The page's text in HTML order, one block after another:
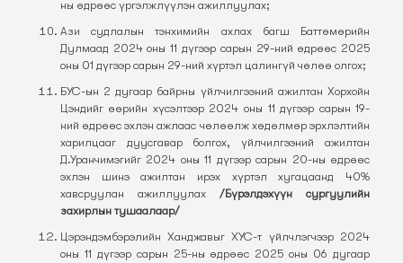
ны өдрөөс үргэлжлүүлэн ажиллуулах;
Ази судлалын тэнхимийн ахлах багш Баттөмөрийн
Дулмаад 2024 оны 11 дүгээр сарын 29-ний өдрөөс 2025
оны 01 дүгээр сарын 29-ний хүртэл цалингүй чөлөө олгох;
БУС-ын 2 дугаар байрны үйлчилгээний ажилтан Хорхойн
Цэндийг өөрийн хүсэлтээр 2024 оны 11 дүгээр сарын 19-
ний өдрөөс эхлэн ажлаас чөлөөлж хөдөлмөр эрхлэлтийн
харилцааг дуусгавар болгох, үйлчилгээний ажилтан
Д.Уранчимэгийг 2024 оны 11 дүгээр сарын 20-ны өдрөөс
эхлэн шинэ ажилтан ирэх хүртэл хугацаанд 40%
хавсруулан ажиллуулах/Бүрэлдэхүүн сургуулийн
захирлын тушаалаар/
Цэрэндэмбэрэлийн Ханджавыг ХУС-т үйлчлэгчээр 2024
оны 11 дүгээр сарын 25-ны өдрөөс 2025 оны 06 дугаар